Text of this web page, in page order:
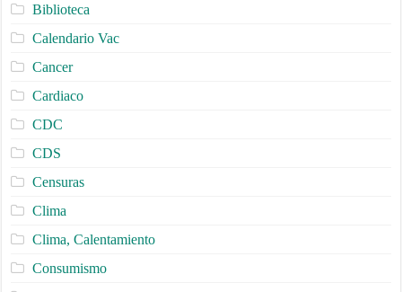
Biblioteca
Calendario Vac
Cancer
Cardiaco
CDC
CDS
Censuras
Clima
Clima, Calentamiento
Consumismo